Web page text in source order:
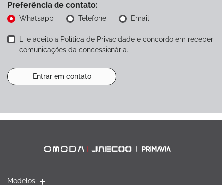
Preferência de contato:
Whatsapp Telefone Email
Li e aceito a Política de Privacidade e concordo em receber
comunicações da concessionária.
Entrar em contato
Modelos